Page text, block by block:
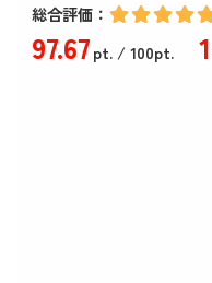
総合評価：
97.67pt./ 100pt. 1